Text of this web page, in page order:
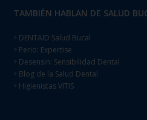
TAMBIÉN HABLAN DE SALUD
> DENTAID Salud Bucal
> Perio: Expertise
> Desensin: Sensibilidad Dental
> Blog de la Salud Dental
> Higienistas VITIS